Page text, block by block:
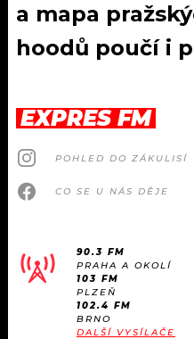
AKTUÁLNĚ
ROZHOVORY
#NEBUDUDOMA
KALENDÁŘ
VIP
TRENDY
PODCASTY
RÁDIO
APLIKACE
PROGRAM
JAK NALADIT
SOUTĚŽE
a mapa
hoodů poučí i
EXPRES FM
POHLED DO ZÁKULISÍ
CO SE U NÁS DĚJE
90.3 FM
PRAHA A OKOLÍ
103 FM
PLZEŇ
102.4 FM
BRNO
DALŠÍ VYSÍLAČE